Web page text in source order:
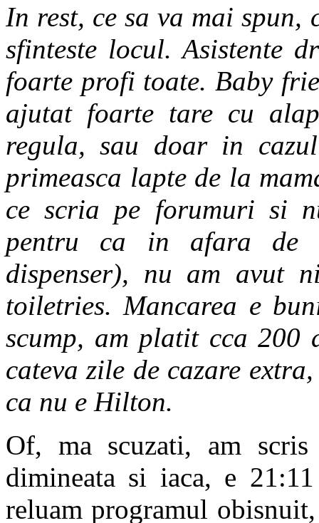
In rest, ce sa va mai
sfinteste locul. Asistente
foarte profi toate. Baby
ajutat foarte tare cu
regula, sau doar in
primeasca lapte de la
ce scria pe forumuri si
pentru ca in afara de
dispenser), nu am avut
toiletries. Mancarea e
scump, am platit cca 200
cateva zile de cazare
ca nu e Hilton.
Of, ma scuzati, am
dimineata si iaca, e
reluam programul